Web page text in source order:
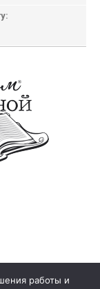
4а, стр. 1
работы и